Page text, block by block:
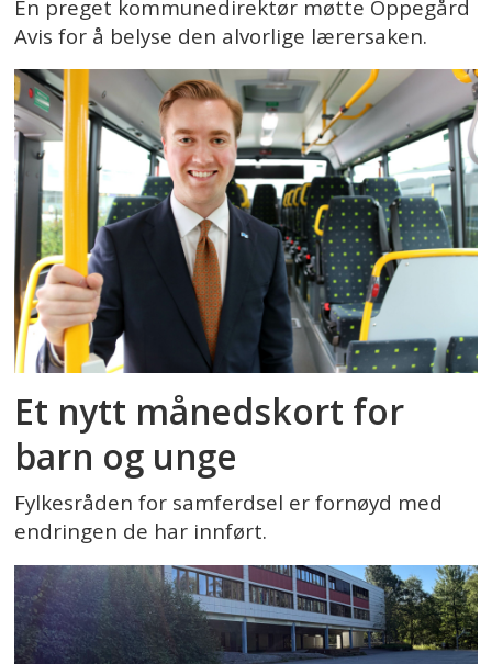
En preget kommunedirektør møtte Oppegård
Avis for å belyse den alvorlige lærersaken.
Et nytt månedskort for
barn og unge
Fylkesråden for samferdsel er fornøyd med
endringen de har innført.